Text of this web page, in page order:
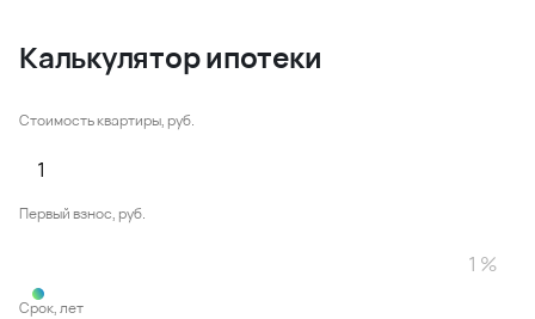
Калькулятор ипотеки
Стоимость квартиры, руб.
Первый взнос, руб.
Срок, лет